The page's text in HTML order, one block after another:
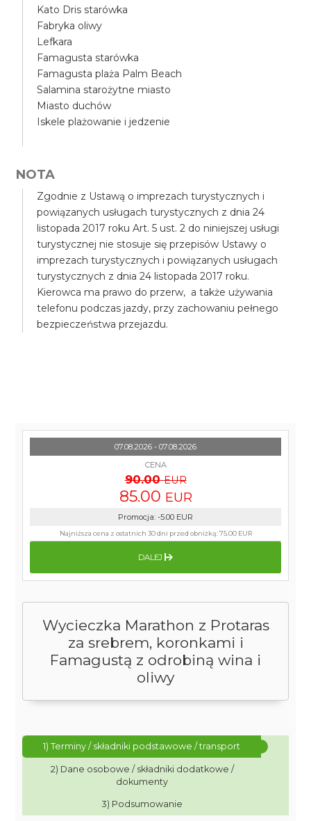
Kato Dris starówka
Fabryka oliwy
Lefkara
Famagusta starówka
Famagusta plaża Palm Beach
Salamina starożytne miasto
Miasto duchów
Iskele plażowanie i jedzenie
NOTA
Zgodnie z Ustawą o imprezach turystycznych i
powiązanych usługach turystycznych z dnia 24
listopada 2017 roku Art. 5 ust. 2 do niniejszej usługi
turystycznej nie stosuje się przepisów Ustawy o
imprezach turystycznych i powiązanych usługach
turystycznych z dnia 24 listopada 2017 roku.
Kierowca ma prawo do przerw, a także używania
telefonu podczas jazdy, przy zachowaniu pełnego
bezpieczeństwa przejazdu.
Wycieczka Marathon z Protaras
za srebrem, koronkami i
Famagustą z odrobiną wina i
oliwy
1) Terminy / składniki podstawowe / transport
2) Dane osobowe / składniki dodatkowe /
dokumenty
3) Podsumowanie
07.08.2026 - 07.08.2026
CENA
90.00 EUR
85.00 EUR
Promocja: -5.00 EUR
Najniższa cena z ostatnich 30 dni przed obniżką:75.00 EUR
DALEJ